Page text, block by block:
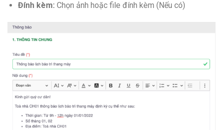
Đính kèm: Chọn ảnh hoặc file đính kèm (Nếu có)